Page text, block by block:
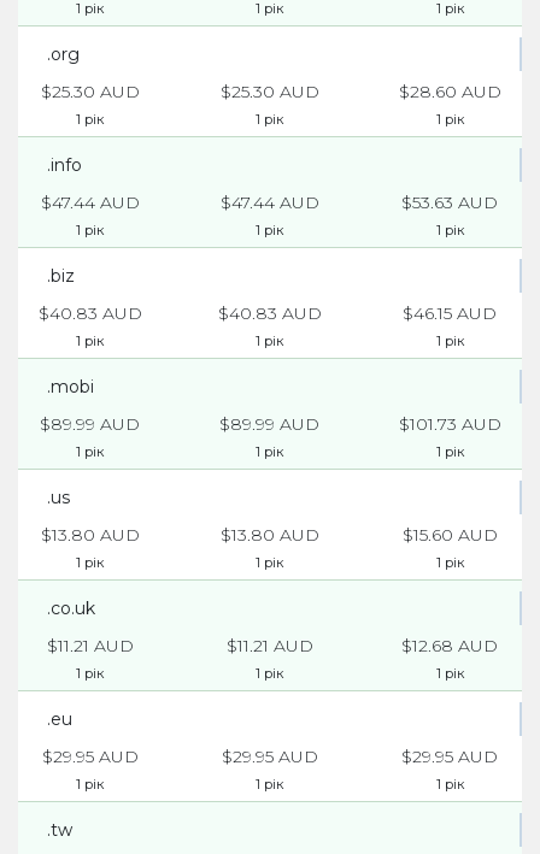
1 рік 1 рік 1 рік
.org
$25.30 AUD
1 рік
$25.30 AUD
1 рік
$28.60 AUD
1 рік
.info
$47.44 AUD
1 рік
$47.44 AUD
1 рік
$53.63 AUD
1 рік
.biz
$40.83 AUD
1 рік
$40.83 AUD
1 рік
$46.15 AUD
1 рік
.mobi
$89.99 AUD
1 рік
$89.99 AUD
1 рік
$101.73 AUD
1 рік
.us
$13.80 AUD
1 рік
$13.80 AUD
1 рік
$15.60 AUD
1 рік
.co.uk
$11.21 AUD
1 рік
$11.21 AUD
1 рік
$12.68 AUD
1 рік
.eu
$29.95 AUD
1 рік
$29.95 AUD
1 рік
$29.95 AUD
1 рік
.tw